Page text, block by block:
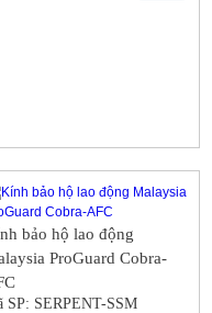
bảo hộ lao động
ProGuard Cobra-
SP: SERPENT-SSM